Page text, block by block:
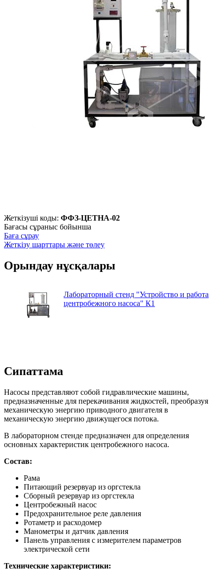
Жеткізуші коды: ФФЗ-ЦЕТНА-02
Бағасы сұраныс бойынша
Баға сұрау
Жеткізу шарттары және төлеу
Орындау нұсқалары
Лабораторный стенд "Устройство и работа
центробежного насоса" К1
Сипаттама
Насосы представляют собой гидравлические машины,
предназначенные для перекачивания жидкостей, преобразуя
механическую энергию приводного двигателя в
механическую энергию движущегося потока.
В лабораторном стенде предназначен для определения
основных характеристик центробежного насоса.
Состав:
Рама
Питающий резервуар из оргстекла
Сборный резервуар из оргстекла
Центробежный насос
Предохранительное реле давления
Ротаметр и расходомер
Манометры и датчик давления
Панель управления с измерителем параметров
электрической сети
Технические характеристики: